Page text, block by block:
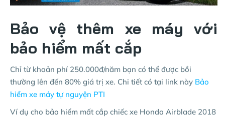
Bảo vệ thêm xe máy với
bảo hiểm mất cắp
Chỉ từ khoản phí 250.000đ/năm bạn có thể được bồi
thường lên đến 80% giá trị xe. Chi tiết có tại link này Bảo
hiểm xe máy tự nguyện PTI
Ví dụ cho bảo hiểm mất cắp chiếc xe Honda Airblade 2018